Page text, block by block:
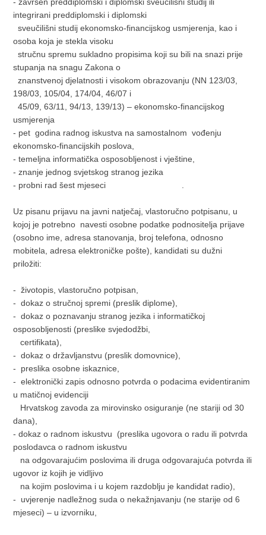
integrirani preddiplomski i diplomski
sveučilišni studij ekonomsko-financijskog usmjerenja, kao i
osoba koja je stekla visoku
stručnu spremu sukladno propisima koji su bili na snazi prije
stupanja na snagu Zakona o
znanstvenoj djelatnosti i visokom obrazovanju (NN 123/03,
198/03, 105/04, 174/04, 46/07 i
45/09, 63/11, 94/13, 139/13) – ekonomsko-financijskog
usmjerenja
- pet godina radnog iskustva na samostalnom vođenju
ekonomsko-financijskih poslova,
- temeljna informatička osposobljenost i vještine,
- znanje jednog svjetskog stranog jezika
- probni rad šest mjeseci .
Uz pisanu prijavu na javni natječaj, vlastoručno potpisanu, u
kojoj je potrebno navesti osobne podatke podnositelja prijave
(osobno ime, adresa stanovanja, broj telefona, odnosno
mobitela, adresa elektroničke pošte), kandidati su dužni
priložiti:
- životopis, vlastoručno potpisan,
- dokaz o stručnoj spremi (preslik diplome),
- dokaz o poznavanju stranog jezika i informatičkoj
osposobljenosti (preslike svjedodžbi,
certifikata),
- dokaz o državljanstvu (preslik domovnice),
- preslika osobne iskaznice,
- elektronički zapis odnosno potvrda o podacima evidentiranim
u matičnoj evidenciji
Hrvatskog zavoda za mirovinsko osiguranje (ne stariji od 30
dana),
- dokaz o radnom iskustvu (preslika ugovora o radu ili potvrda
poslodavca o radnom iskustvu
na odgovarajućim poslovima ili druga odgovarajuća potvrda ili
ugovor iz kojih je vidljivo
na kojim poslovima i u kojem razdoblju je kandidat radio),
- uvjerenje nadležnog suda o nekažnjavanju (ne starije od 6
mjeseci) – u izvorniku,